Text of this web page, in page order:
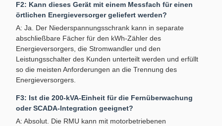
F2: Kann dieses Gerät mit einem Messfach für einen
örtlichen Energieversorger geliefert werden?
A: Ja. Der Niederspannungsschrank kann in separate
abschließbare Fächer für den kWh-Zähler des
Energieversorgers, die Stromwandler und den
Leistungsschalter des Kunden unterteilt werden und erfüllt
so die meisten Anforderungen an die Trennung des
Energieversorgers.
F3: Ist die 200-kVA-Einheit für die Fernüberwachung
oder SCADA-Integration geeignet?
A: Absolut. Die RMU kann mit motorbetriebenen